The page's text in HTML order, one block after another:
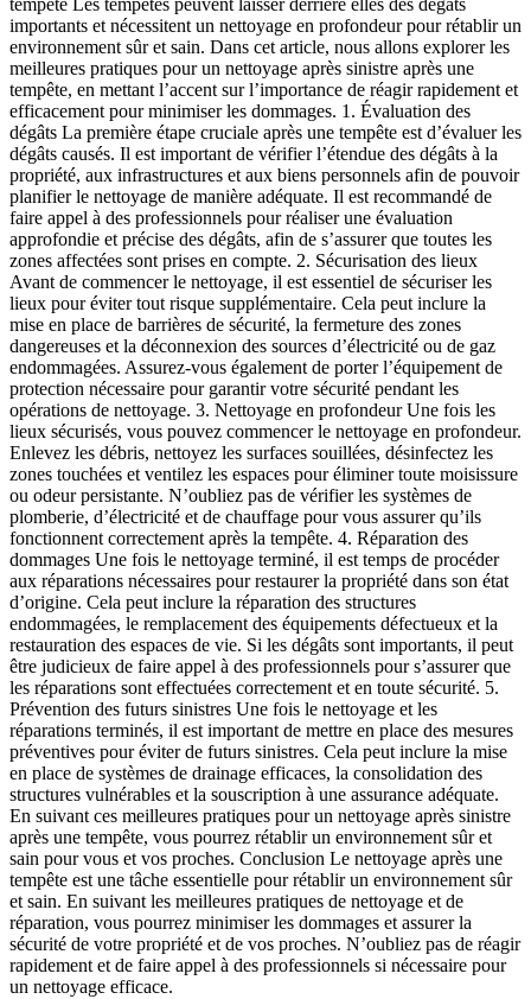
tempête Les tempêtes peuvent laisser derrière elles des dégâts
importants et nécessitent un nettoyage en profondeur pour rétablir un
environnement sûr et sain. Dans cet article, nous allons explorer les
meilleures pratiques pour un nettoyage après sinistre après une
tempête, en mettant l’accent sur l’importance de réagir rapidement et
efficacement pour minimiser les dommages. 1. Évaluation des
dégâts La première étape cruciale après une tempête est d’évaluer les
dégâts causés. Il est important de vérifier l’étendue des dégâts à la
propriété, aux infrastructures et aux biens personnels afin de pouvoir
planifier le nettoyage de manière adéquate. Il est recommandé de
faire appel à des professionnels pour réaliser une évaluation
approfondie et précise des dégâts, afin de s’assurer que toutes les
zones affectées sont prises en compte. 2. Sécurisation des lieux
Avant de commencer le nettoyage, il est essentiel de sécuriser les
lieux pour éviter tout risque supplémentaire. Cela peut inclure la
mise en place de barrières de sécurité, la fermeture des zones
dangereuses et la déconnexion des sources d’électricité ou de gaz
endommagées. Assurez-vous également de porter l’équipement de
protection nécessaire pour garantir votre sécurité pendant les
opérations de nettoyage. 3. Nettoyage en profondeur Une fois les
lieux sécurisés, vous pouvez commencer le nettoyage en profondeur.
Enlevez les débris, nettoyez les surfaces souillées, désinfectez les
zones touchées et ventilez les espaces pour éliminer toute moisissure
ou odeur persistante. N’oubliez pas de vérifier les systèmes de
plomberie, d’électricité et de chauffage pour vous assurer qu’ils
fonctionnent correctement après la tempête. 4. Réparation des
dommages Une fois le nettoyage terminé, il est temps de procéder
aux réparations nécessaires pour restaurer la propriété dans son état
d’origine. Cela peut inclure la réparation des structures
endommagées, le remplacement des équipements défectueux et la
restauration des espaces de vie. Si les dégâts sont importants, il peut
être judicieux de faire appel à des professionnels pour s’assurer que
les réparations sont effectuées correctement et en toute sécurité. 5.
Prévention des futurs sinistres Une fois le nettoyage et les
réparations terminés, il est important de mettre en place des mesures
préventives pour éviter de futurs sinistres. Cela peut inclure la mise
en place de systèmes de drainage efficaces, la consolidation des
structures vulnérables et la souscription à une assurance adéquate.
En suivant ces meilleures pratiques pour un nettoyage après sinistre
après une tempête, vous pourrez rétablir un environnement sûr et
sain pour vous et vos proches. Conclusion Le nettoyage après une
tempête est une tâche essentielle pour rétablir un environnement sûr
et sain. En suivant les meilleures pratiques de nettoyage et de
réparation, vous pourrez minimiser les dommages et assurer la
sécurité de votre propriété et de vos proches. N’oubliez pas de réagir
rapidement et de faire appel à des professionnels si nécessaire pour
un nettoyage efficace.